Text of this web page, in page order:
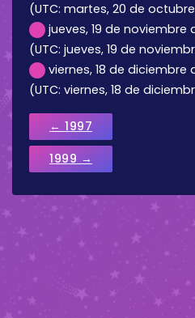
(UTC: martes, 20 de octubre
jueves, 19 de noviembre
(UTC: jueves, 19 de
viernes, 18 de diciembre
(UTC: viernes, 18 de
← 1997
1999 →